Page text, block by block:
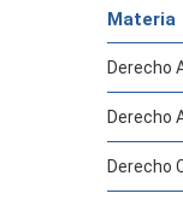
Materia
Derecho
Derecho
Derecho